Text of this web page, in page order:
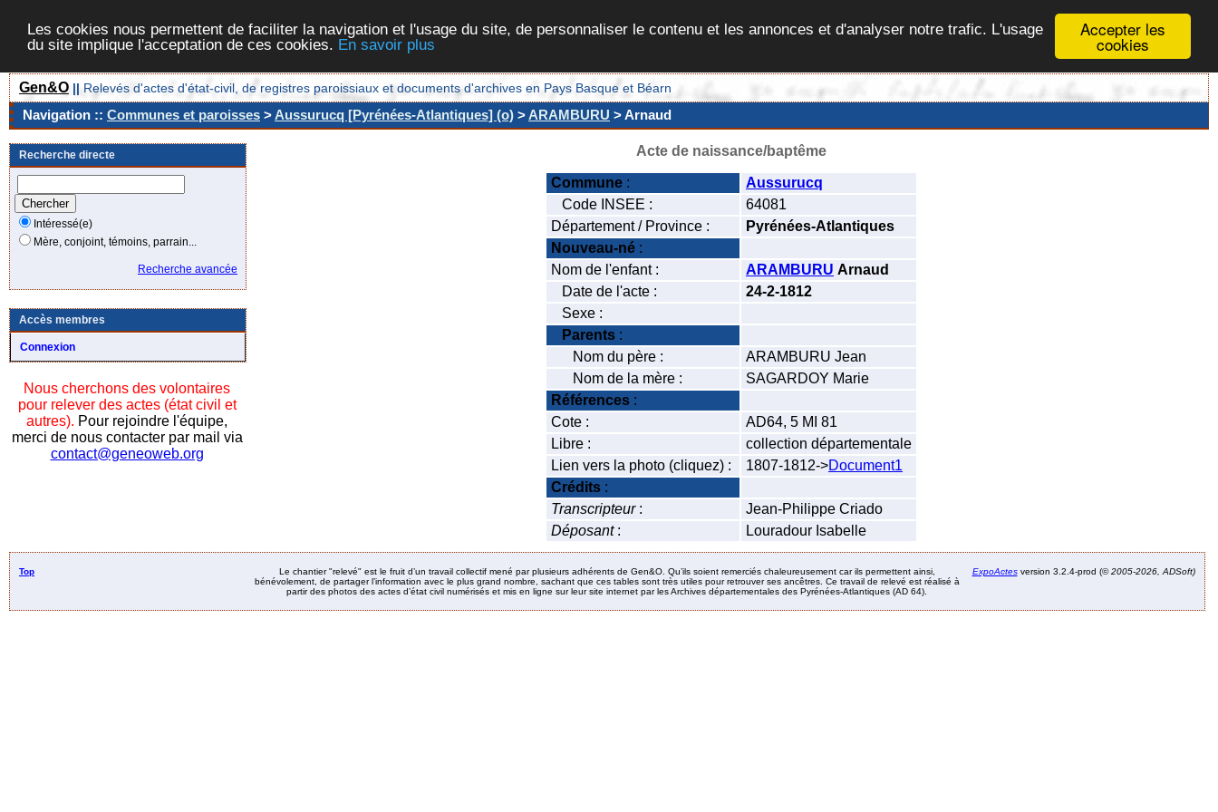
Accepter les
cookies
Les cookies nous permettent de faciliter la navigation et l'usage du site, de personnaliser le contenu et les annonces et d'analyser notre trafic. L'usage
du site implique l'acceptation de ces cookies. En savoir plus
Gen&O || Relevés d'actes d'état-civil, de registres paroissiaux et documents d'archives en Pays Basque et Béarn
Navigation :: Communes et paroisses >Aussurucq [Pyrénées-Atlantiques] (o) >ARAMBURU > Arnaud
Recherche directe
Intéressé(e)
Mère, conjoint, témoins, parrain...
Recherche avancée
Accès membres
Connexion
Nous cherchons des volontaires
pour relever des actes (état civil et
autres). Pour rejoindre l'équipe,
merci de nous contacter par mail via
contact@geneoweb.org
Acte de naissance/baptême
Commune :
Aussurucq
Code INSEE :
64081
Département / Province :
Pyrénées-Atlantiques
Nouveau-né :
Nom de l'enfant :
ARAMBURU Arnaud
Date de l'acte :
24-2-1812
Sexe :
Parents :
Nom du père :
ARAMBURU Jean
Nom de la mère :
SAGARDOY Marie
Références :
Cote :
AD64, 5 MI 81
Libre :
collection départementale
Lien vers la photo (cliquez) :
1807-1812->Document1
Crédits :
Transcripteur:
Jean-Philippe Criado
Déposant: Louradour Isabelle
Top
Le chantier "relevé" est le fruit d’un travail collectif mené par plusieurs adhérents de Gen&O. Qu’ils soient remerciés chaleureusement car ils permettent ainsi,
bénévolement, de partager l’information avec le plus grand nombre, sachant que ces tables sont très utiles pour retrouver ses ancêtres. Ce travail de relevé est réalisé à
partir des photos des actes d’état civil numérisés et mis en ligne sur leur site internet par les Archives départementales des Pyrénées-Atlantiques (AD 64).
ExpoActesversion 3.2.4-prod (©2005-2026, ADSoft)